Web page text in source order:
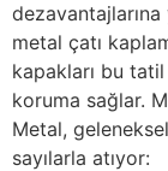
dezavantajlarına
metal çatı
kapakları bu tatil
koruma sağlar.
Metal,
sayılarla atıyor: